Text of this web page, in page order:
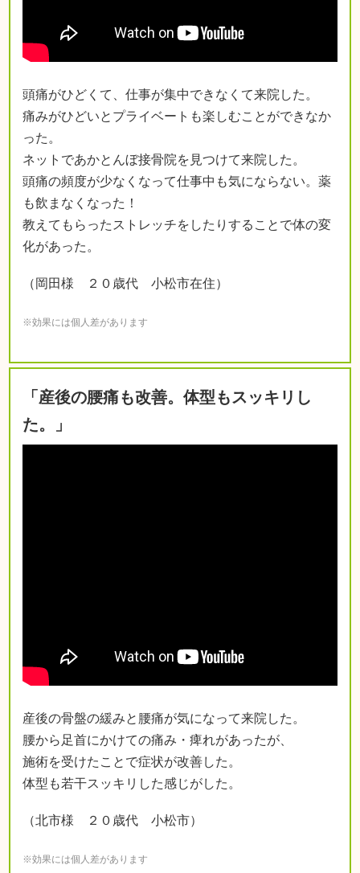
頭痛がひどくて、仕事が集中できなくて来院した。
痛みがひどいとプライベートも楽しむことができなか
った。
ネットであかとんぼ接骨院を見つけて来院した。
頭痛の頻度が少なくなって仕事中も気にならない。薬
も飲まなくなった！
教えてもらったストレッチをしたりすることで体の変
化があった。
（岡田様 ２０歳代 小松市在住）
※効果には個人差があります
「産後の腰痛も改善。体型もスッキリし
た。」
産後の骨盤の緩みと腰痛が気になって来院した。
腰から足首にかけての痛み・痺れがあったが、
施術を受けたことで症状が改善した。
体型も若干スッキリした感じがした。
（北市様 ２０歳代 小松市）
※効果には個人差があります